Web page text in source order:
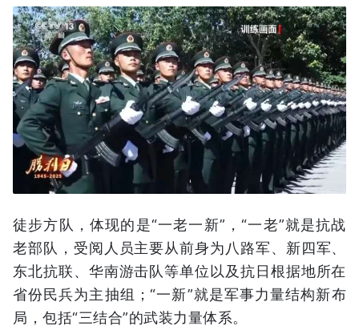
徒步方队，体现的是“一老一新”，“一老”就是抗战
老部队，受阅人员主要从前身为八路军、新四军、
东北抗联、华南游击队等单位以及抗日根据地所在
省份民兵为主抽组；“一新”就是军事力量结构新布
局，包括“三结合”的武装力量体系。